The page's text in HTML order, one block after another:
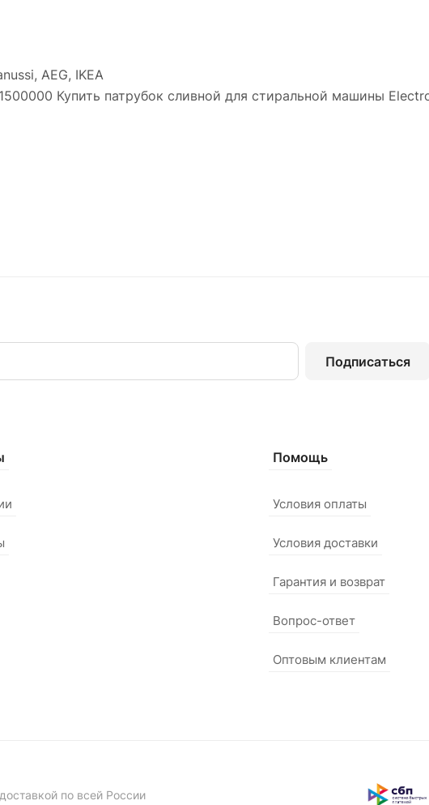
AEG, IKEA
Купить патрубок сливной для стиральной машины
Подписаться
Помощь
Условия оплаты
Условия доставки
Гарантия и возврат
Вопрос-ответ
Оптовым клиентам
по всей России